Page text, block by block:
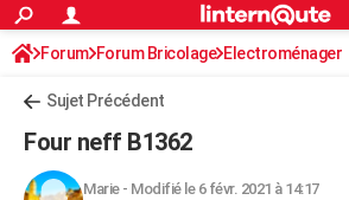
ACTUALITÉS
Politique
Société
Faits Divers
Education
Monde
Villes
+
FINANCE
S'inscrire
Connexion
Forum Forum Bricolage Electroménager
Sujet Précédent
Four neff B1362
Marie- Modifié le 6 févr. 2021 à 14:17